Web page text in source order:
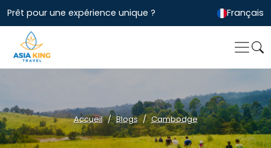
Prêt pour une expérience unique ? Français
Accueil Blogs Cambodge